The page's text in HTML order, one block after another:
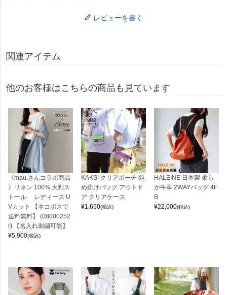
レビューを書く
関連アイテム
他のお客様はこちらの商品も見ています
《mau.さんコラボ商品
》リネン 100% 大判ス
トール レディース U
Vカット 【ネコポスで
送料無料】 (08000252
r) 【名入れ刺繍可能】
¥5,900(税込)
KAKSI クリアポーチ 斜
め掛けバッグ アウトド
ア クリアケース
¥1,650(税込)
HALEINE 日本製 柔ら
か牛革 2WAYバッグ 4F
B
¥22,000(税込)